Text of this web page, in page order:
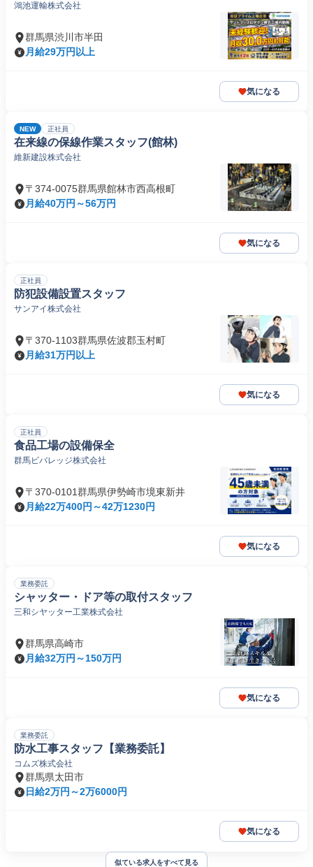
鴻池運輸株式会社
群馬県渋川市半田
月給29万円以上
気になる
NEW 正社員
在来線の保線作業スタッフ(館林)
維新建設株式会社
〒374-0075群馬県館林市西高根町
月給40万円～56万円
気になる
正社員
防犯設備設置スタッフ
サンアイ株式会社
〒370-1103群馬県佐波郡玉村町
月給31万円以上
気になる
正社員
食品工場の設備保全
群馬ビバレッジ株式会社
〒370-0101群馬県伊勢崎市境東新井
月給22万400円～42万1230円
気になる
業務委託
シャッター・ドア等の取付スタッフ
三和シヤッター工業株式会社
群馬県高崎市
月給32万円～150万円
気になる
業務委託
防水工事スタッフ【業務委託】
コムズ株式会社
群馬県太田市
日給2万円～2万6000円
気になる
似ている求人をすべて見る